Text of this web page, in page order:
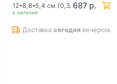
в наличии
12*8,8*5,4 см (0,3л)687 р.
Доставкасегодня вечером.